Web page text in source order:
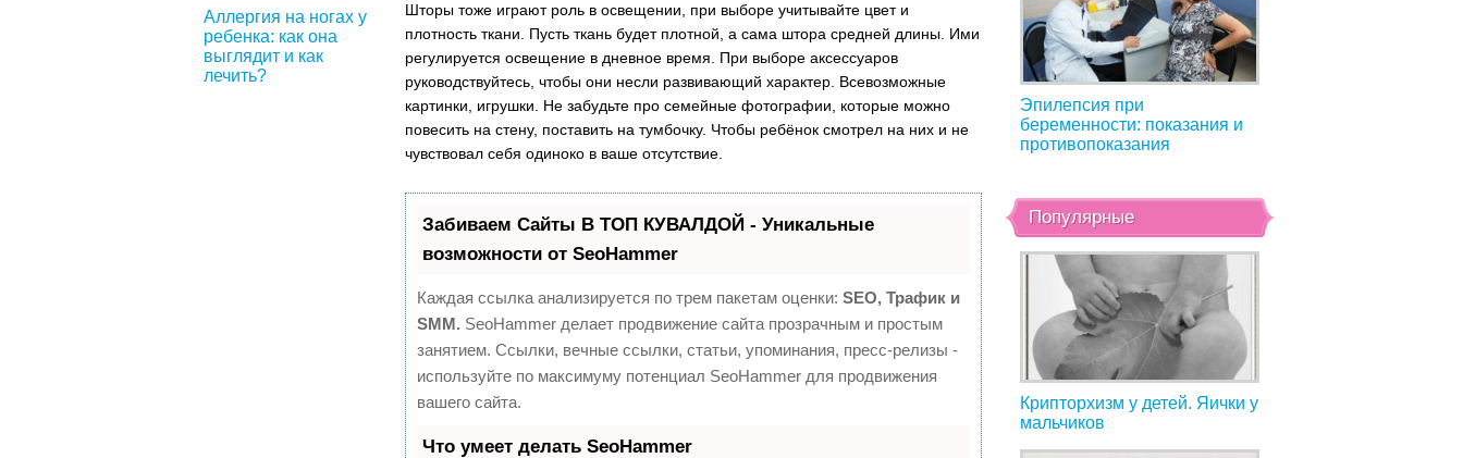
Шторы тоже играют роль в освещении, при выборе учитывайте цвет и
плотность ткани. Пусть ткань будет плотной, а сама штора средней длины. Ими
регулируется освещение в дневное время. При выборе аксессуаров
руководствуйтесь, чтобы они несли развивающий характер. Всевозможные
картинки, игрушки. Не забудьте про семейные фотографии, которые можно
повесить на стену, поставить на тумбочку. Чтобы ребёнок смотрел на них и не
чувствовал себя одиноко в ваше отсутствие.
Забиваем Сайты В ТОП КУВАЛДОЙ - Уникальные
возможности от SeoHammer
Каждая ссылка анализируется по трем пакетам оценки:SEO, Трафик и
SMM. SeoHammer делает продвижение сайта прозрачным и простым
занятием. Ссылки, вечные ссылки, статьи, упоминания, пресс-релизы -
используйте по максимуму потенциал SeoHammer для продвижения
вашего сайта.
Что умеет делать SeoHammer
Аллергия на ногах у
ребенка: как она
выглядит и как
лечить?
Эпилепсия при
беременности: показания и
противопоказания
Популярные
Крипторхизм у детей. Яички у
мальчиков